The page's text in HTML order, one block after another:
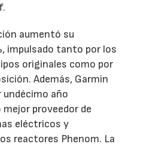
aumentó su
impulsado tanto por los
originales como por
Además, Garmin
año
proveedor de
eléctricos y
reactores Phenom. La